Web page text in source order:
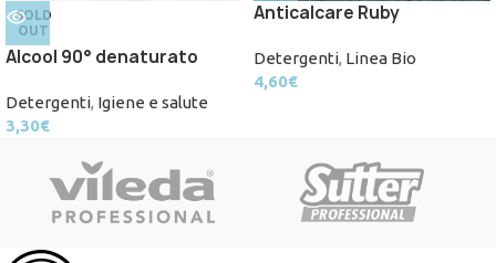
SOLD
OUT
Alcool 90° denaturato
Detergenti, Igiene e salute
3,30€
Anticalcare Ruby
Detergenti, Linea Bio
4,60€